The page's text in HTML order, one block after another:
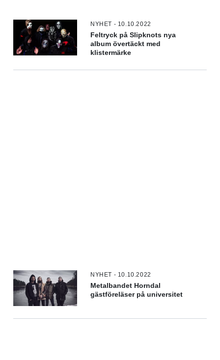
NYHET - 10.10.2022
Feltryck på Slipknots nya
album övertäckt med
klistermärke
NYHET - 10.10.2022
Metalbandet Horndal
gästföreläser på universitet